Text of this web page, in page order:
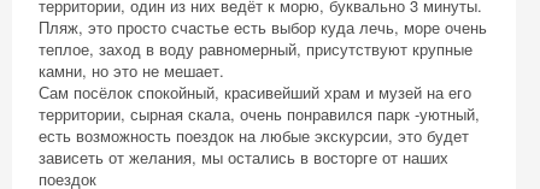
территории, один из них ведёт к морю, буквально 3 минуты.
Пляж, это просто счастье есть выбор куда лечь, море очень
теплое, заход в воду равномерный, присутствуют крупные
камни, но это не мешает.
Сам посёлок спокойный, красивейший храм и музей на его
территории, сырная скала, очень понравился парк -уютный,
есть возможность поездок на любые экскурсии, это будет
зависеть от желания, мы остались в восторге от наших
поездок